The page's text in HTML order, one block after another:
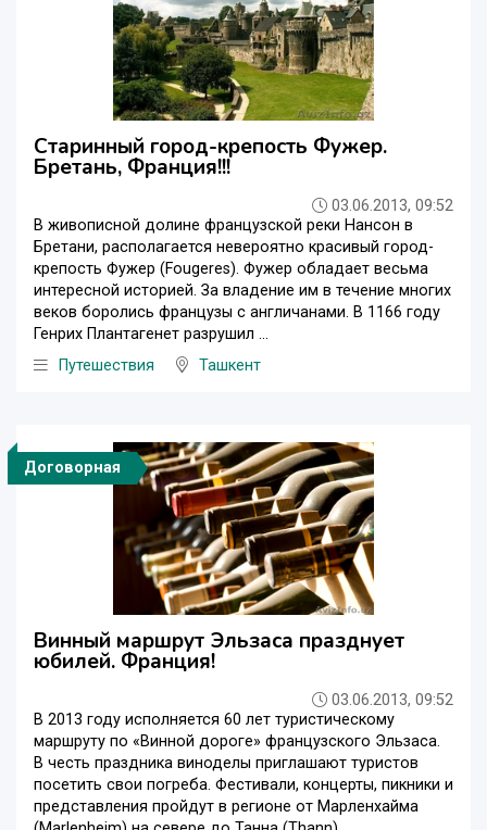
Старинный город-крепость Фужер.
Бретань, Франция!!!
03.06.2013, 09:52
В живописной долине французской реки Нансон в
Бретани, располагается невероятно красивый город-
крепость Фужер (Fougeres). Фужер обладает весьма
интересной историей. За владение им в течение многих
веков боролись французы с англичанами. В 1166 году
Генрих Плантагенет разрушил ...
Путешествия
Ташкент
Договорная
Винный маршрут Эльзаса празднует
юбилей. Франция!
03.06.2013, 09:52
В 2013 году исполняется 60 лет туристическому
маршруту по «Винной дороге» французского Эльзаса.
В честь праздника виноделы приглашают туристов
посетить свои погреба. Фестивали, концерты, пикники и
представления пройдут в регионе от Марленхайма